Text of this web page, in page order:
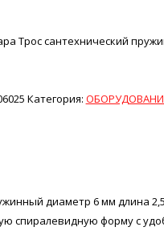
Трос сантехнический
Категория:
диаметр 6 мм длина
спиралевидную форму с